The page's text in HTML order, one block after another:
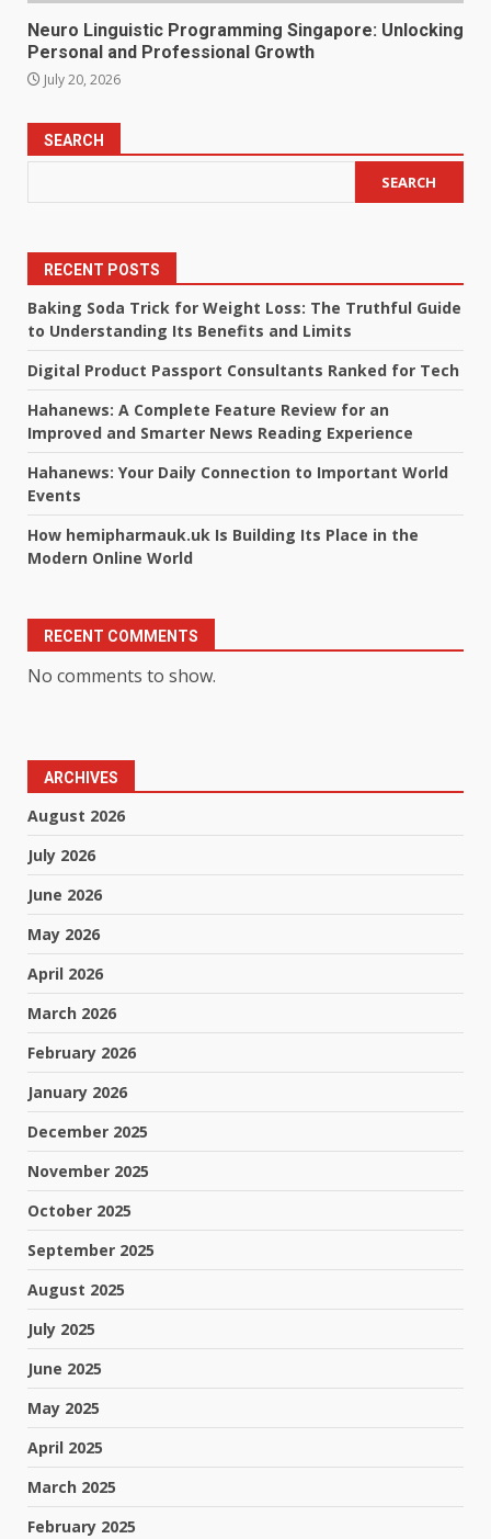
Neuro Linguistic Programming Singapore: Unlocking
Personal and Professional Growth
July 20, 2026
SEARCH
SEARCH
RECENT POSTS
Baking Soda Trick for Weight Loss: The Truthful Guide
to Understanding Its Benefits and Limits
Digital Product Passport Consultants Ranked for Tech
Hahanews: A Complete Feature Review for an
Improved and Smarter News Reading Experience
Hahanews: Your Daily Connection to Important World
Events
How hemipharmauk.uk Is Building Its Place in the
Modern Online World
RECENT COMMENTS
No comments to show.
ARCHIVES
August 2026
July 2026
June 2026
May 2026
April 2026
March 2026
February 2026
January 2026
December 2025
November 2025
October 2025
September 2025
August 2025
July 2025
June 2025
May 2025
April 2025
March 2025
February 2025